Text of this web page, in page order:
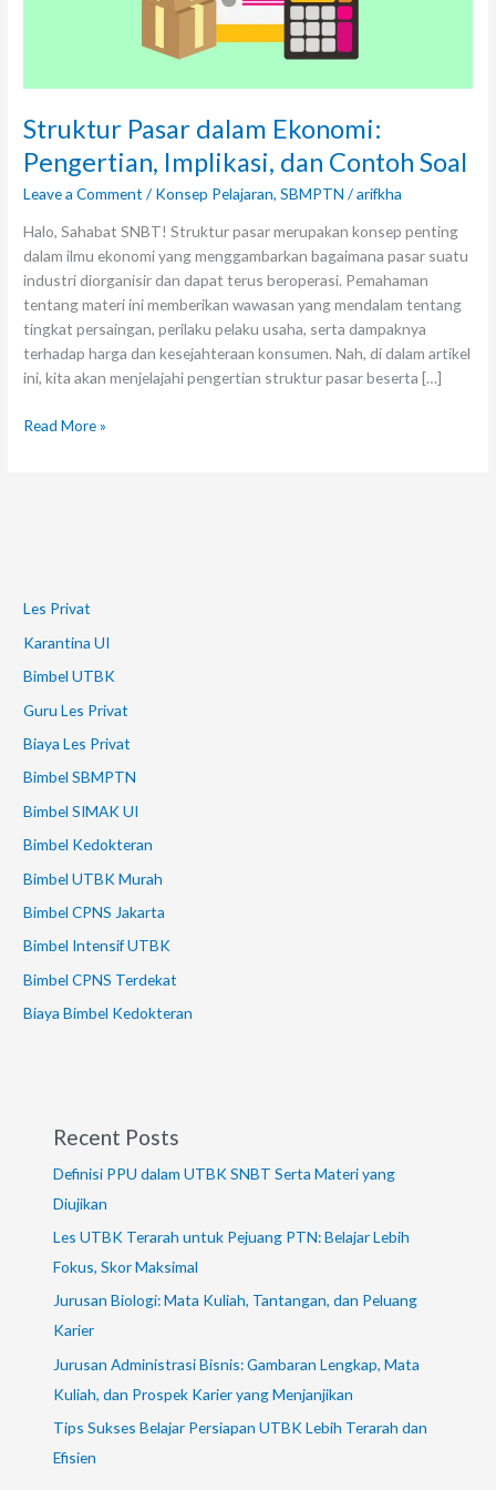
Struktur Pasar dalam Ekonomi:
Pengertian, Implikasi, dan Contoh Soal
Leave a Comment / Konsep Pelajaran,SBMPTN /arifkha
Halo, Sahabat SNBT! Struktur pasar merupakan konsep penting
dalam ilmu ekonomi yang menggambarkan bagaimana pasar suatu
industri diorganisir dan dapat terus beroperasi. Pemahaman
tentang materi ini memberikan wawasan yang mendalam tentang
tingkat persaingan, perilaku pelaku usaha, serta dampaknya
terhadap harga dan kesejahteraan konsumen. Nah, di dalam artikel
ini, kita akan menjelajahi pengertian struktur pasar beserta […]
Read More »
Les Privat
Karantina UI
Bimbel UTBK
Guru Les Privat
Biaya Les Privat
Bimbel SBMPTN
Bimbel SIMAK UI
Bimbel Kedokteran
Bimbel UTBK Murah
Bimbel CPNS Jakarta
Bimbel Intensif UTBK
Bimbel CPNS Terdekat
Biaya Bimbel Kedokteran
Recent Posts
Definisi PPU dalam UTBK SNBT Serta Materi yang
Diujikan
Les UTBK Terarah untuk Pejuang PTN: Belajar Lebih
Fokus, Skor Maksimal
Jurusan Biologi: Mata Kuliah, Tantangan, dan Peluang
Karier
Jurusan Administrasi Bisnis: Gambaran Lengkap, Mata
Kuliah, dan Prospek Karier yang Menjanjikan
Tips Sukses Belajar Persiapan UTBK Lebih Terarah dan
Efisien